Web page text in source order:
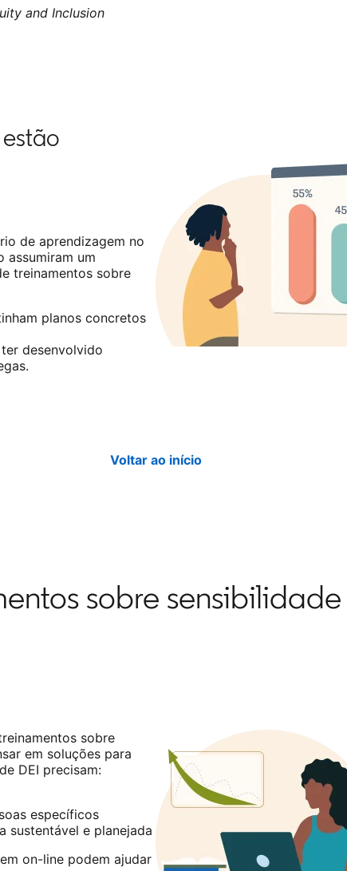
and Inclusion
new tab
de aprendizagem no
assumiram um
treinamentos sobre
planos concretos
desenvolvido
Voltar ao início
sobre
sobre
em soluções para
DEI precisam:
específicos
sustentável e planejada
on-line podem ajudar